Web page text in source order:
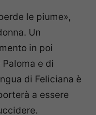
le piume»,
Un
in poi
e di
di Feliciana è
a essere